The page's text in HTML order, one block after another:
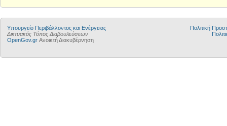
Yπουργείο Περιβάλλοντος και Ενέργειας
Δικτυακός Τόπος Διαβουλεύσεων
OpenGov.gr Ανοικτή Διακυβέρνηση
Πολιτική